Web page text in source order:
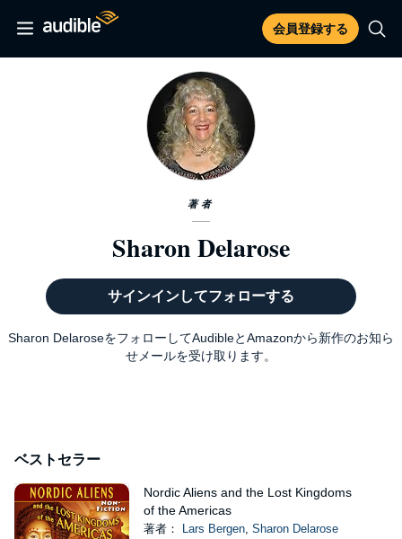
会員登録する
著者
Sharon Delarose
サインインしてフォローする
Sharon DelaroseをフォローしてAudibleとAmazonから新作のお知ら
せメールを受け取ります。
ベストセラー
Nordic Aliens and the Lost Kingdoms
of the Americas
著者： Lars Bergen, Sharon Delarose